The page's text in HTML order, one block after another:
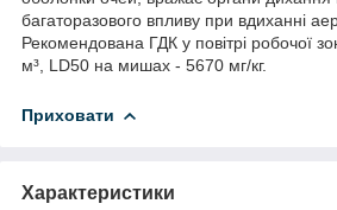
багаторазового впливу при вдиханні
Рекомендована ГДК у повітрі робочої
м³, LD50 на мишах - 5670 мг/кг.
Приховати
Характеристики